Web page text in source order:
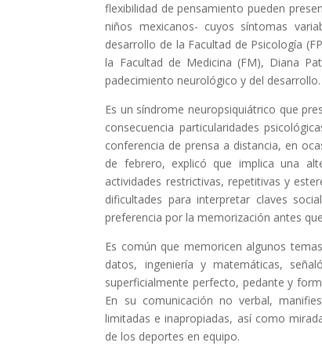
flexibilidad de pensamiento pueden
niños mexicanos- cuyos síntomas
desarrollo de la Facultad de Psicología
la Facultad de Medicina (FM), Diana
padecimiento neurológico y del desarrollo.
Es un síndrome neuropsiquiátrico que
consecuencia particularidades
conferencia de prensa a distancia, en
de febrero, explicó que implica una
actividades restrictivas, repetitivas y
dificultades para interpretar claves
preferencia por la memorización antes
Es común que memoricen algunos
datos, ingeniería y matemáticas,
superficialmente perfecto, pedante y
En su comunicación no verbal,
limitadas e inapropiadas, así como
de los deportes en equipo.